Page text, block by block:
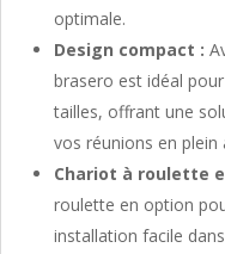
optimale.
Design compact :
brasero est idéal
tailles, offrant une
vos réunions en plein
Chariot à roulette
roulette en option
installation facile